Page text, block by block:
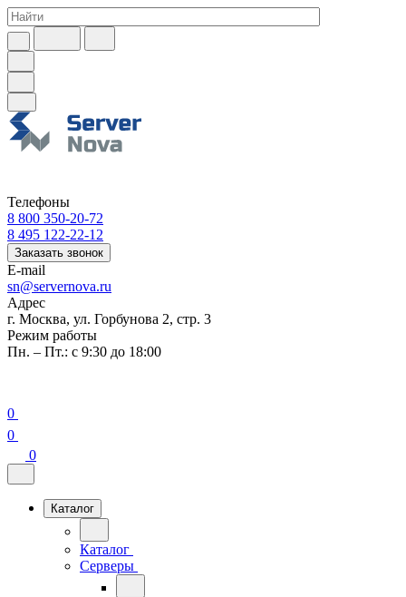
Телефоны
8 800 350-20-72
8 495 122-22-12
Заказать звонок
E-mail
sn@servernova.ru
Адрес
г. Москва, ул. Горбунова 2, стр. 3
Режим работы
Пн. – Пт.: с 9:30 до 18:00
0
0
0
Каталог
Каталог
Серверы